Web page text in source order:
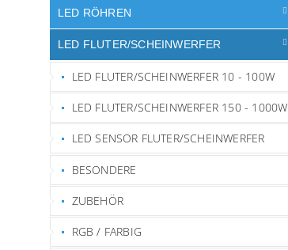
LED RÖHREN
LED FLUTER/SCHEINWERFER
LED FLUTER/SCHEINWERFER 10 - 100W
LED FLUTER/SCHEINWERFER 150 - 1000W
LED SENSOR FLUTER/SCHEINWERFER
BESONDERE
ZUBEHÖR
RGB / FARBIG